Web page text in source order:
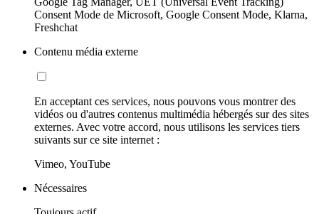
Consent Mode de Microsoft, Google Consent Mode, Klarna,
Freshchat
Contenu média externe
En acceptant ces services, nous pouvons vous montrer des
vidéos ou d'autres contenus multimédia hébergés sur des sites
externes. Avec votre accord, nous utilisons les services tiers
suivants sur ce site internet :
Vimeo, YouTube
Nécessaires